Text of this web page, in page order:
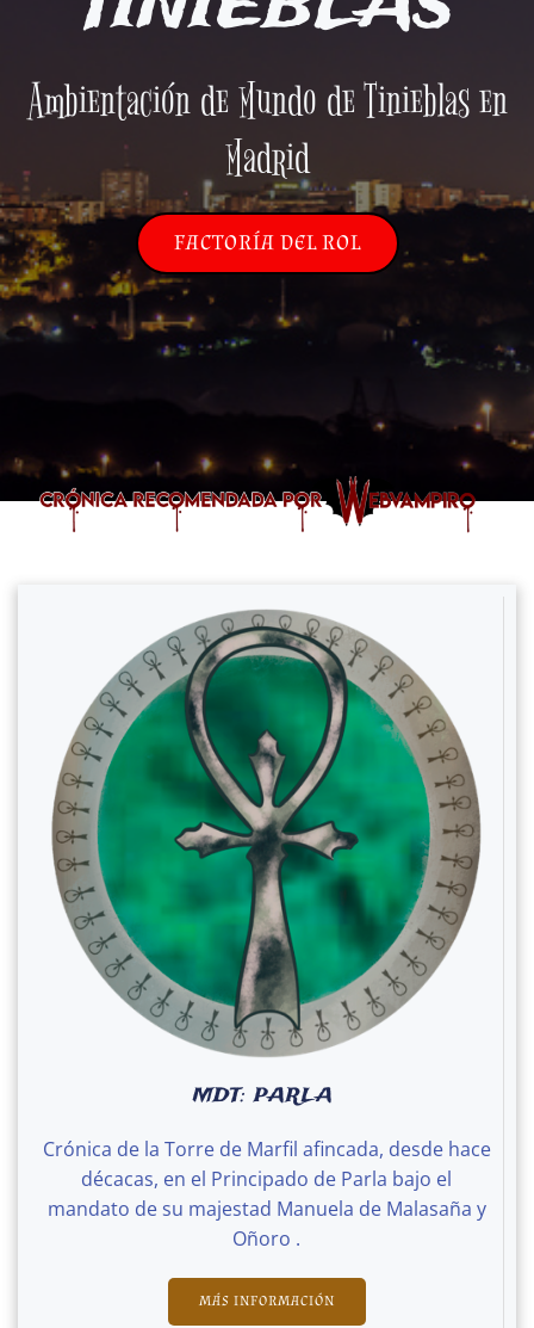
Ambientación de Mundo de Tinieblas en
Madrid
FACTORÍA DEL ROL
MDT: PARLA
Crónica de la Torre de Marfil afincada, desde hace
décacas, en el Principado de Parla bajo el
mandato de su majestad Manuela de Malasaña y
Oñoro .
MÁS INFORMACIÓN